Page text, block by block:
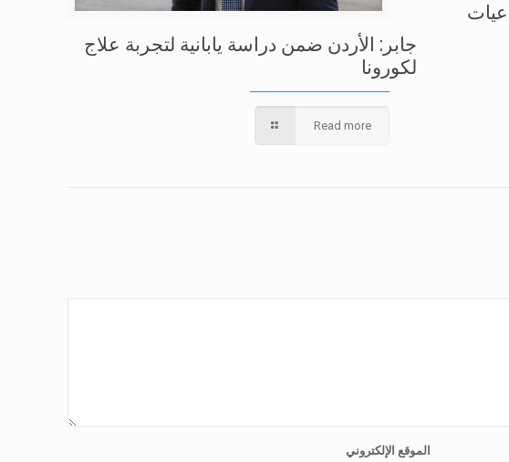
جابر: الأردن ضمن دراسة يابانية لتجربة علاج
لكورونا
Read more
الموقع الإلكتروني